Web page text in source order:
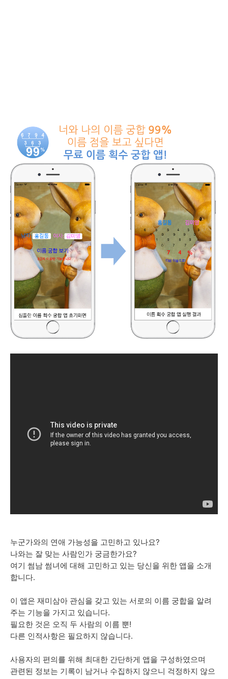
누군가와의 연애 가능성을 고민하고 있나요?
나와는 잘 맞는 사람인가 궁금한가요?
여기 썸남 썸녀에 대해 고민하고 있는 당신을 위한 앱을 소개
합니다.
이 앱은 재미삼아 관심을 갖고 있는 서로의 이름 궁합을 알려
주는 기능을 가지고 있습니다.
필요한 것은 오직 두 사람의 이름 뿐!
다른 인적사항은 필요하지 않습니다.
사용자의 편의를 위해 최대한 간단하게 앱을 구성하였으며
관련된 정보는 기록이 남거나 수집하지 않으니 걱정하지 않으